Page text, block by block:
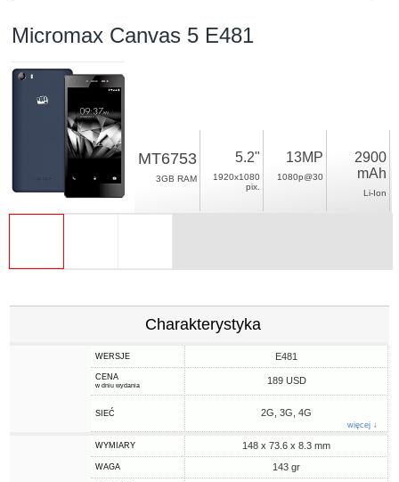
Micromax Canvas 5 E481
MT6753
3GB RAM
5.2"
1920x1080
pix.
13MP
1080p@30
2900
mAh
Li-Ion
Charakterystyka
WERSJE E481
CENA
w dniu wydania 189 USD
SIEĆ 2G, 3G, 4G
więcej ↓
WYMIARY 148 x 73.6 x 8.3 mm
WAGA 143 gr